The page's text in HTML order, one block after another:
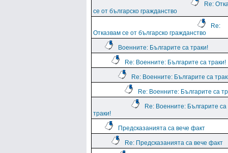
Re:
се от българско гражданство
Re:
Отказвам се от българско гражданство
Военните: Българите са траки!
Re: Военните: Българите са траки!
Re: Военните: Българите са
Re: Военните: Българите са
Re: Военните: Българите са
траки!
Предсказанията са вече факт
Re: Предсказанията са вече факт